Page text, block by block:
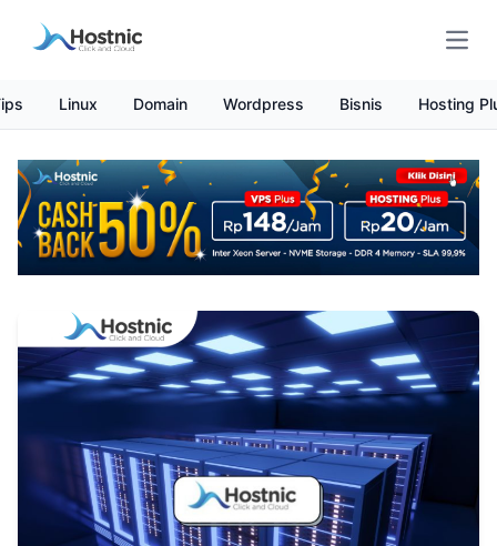
Linux Domain Wordpress Bisnis Hosting